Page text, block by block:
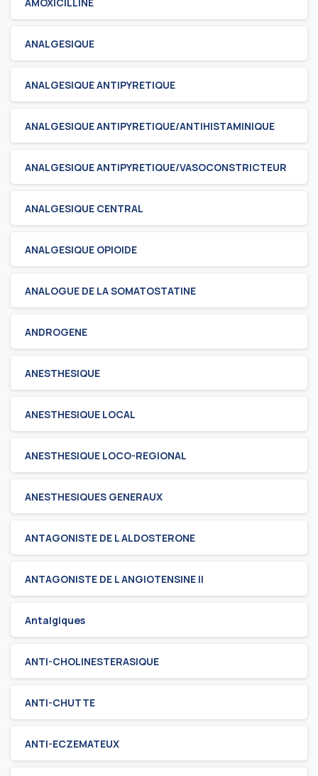
ANALGESIQUE
ANALGESIQUE ANTIPYRETIQUE
ANALGESIQUE ANTIPYRETIQUE/ANTIHISTAMINIQUE
ANALGESIQUE ANTIPYRETIQUE/VASOCONSTRICTEUR
ANALGESIQUE CENTRAL
ANALGESIQUE OPIOIDE
ANALOGUE DE LA SOMATOSTATINE
ANDROGENE
ANESTHESIQUE
ANESTHESIQUE LOCAL
ANESTHESIQUE LOCO-REGIONAL
ANESTHESIQUES GENERAUX
ANTAGONISTE DE L ALDOSTERONE
ANTAGONISTE DE L ANGIOTENSINE II
Antalgiques
ANTI-CHOLINESTERASIQUE
ANTI-CHUTTE
ANTI-ECZEMATEUX